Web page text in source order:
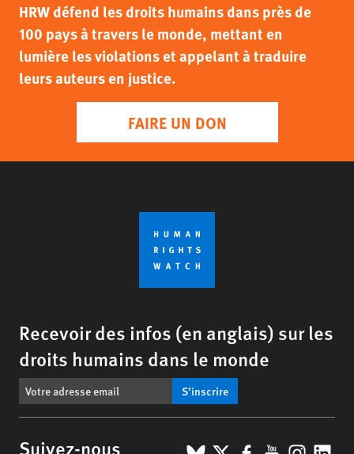
HRW défend les droits humains dans près de
100 pays à travers le monde, mettant en
lumière les violations et appelant à traduire
leurs auteurs en justice.
FAIRE UN DON
Recevoir des infos (en anglais) sur les
droits humains dans le monde
S’inscrire
Suivez-nous